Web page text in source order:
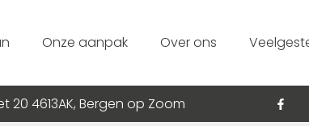
Onze aanpak Over ons
20 4613AK, Bergen op Zoom